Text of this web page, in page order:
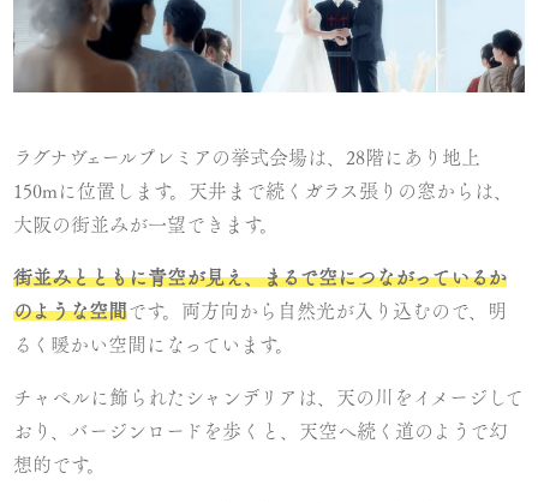
ラグナヴェールプレミアの挙式会場は、28階にあり地上
150mに位置します。天井まで続くガラス張りの窓からは、
大阪の街並みが一望できます。
街並みとともに青空が見え、まるで空につながっているか
のような空間です。両方向から自然光が入り込むので、明
るく暖かい空間になっています。
チャペルに飾られたシャンデリアは、天の川をイメージして
おり、バージンロードを歩くと、天空へ続く道のようで幻
想的です。